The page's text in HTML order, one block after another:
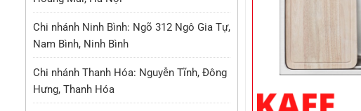
Chi nhánh Ninh Bình: Ngõ 312 Ngô Gia Tự,
Nam Bình, Ninh Bình
Chi nhánh Thanh Hóa: Nguyễn Tĩnh, Đông
Hưng, Thanh Hóa